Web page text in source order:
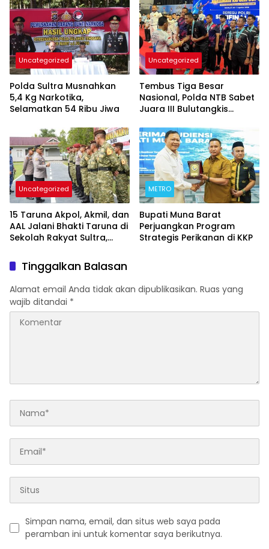
Kepastian Hukum
Uncategorized
Polda Sultra Musnahkan
5,4 Kg Narkotika,
Selamatkan 54 Ribu Jiwa
Uncategorized
Tembus Tiga Besar
Nasional, Polda NTB Sabet
Juara III Bulutangkis
Uncategorized
15 Taruna Akpol, Akmil, dan
AAL Jalani Bhakti Taruna di
Sekolah Rakyat Sultra,
Nasionalisme
METRO
Bupati Muna Barat
Perjuangkan Program
Strategis Perikanan di KKP
Tinggalkan Balasan
Alamat email Anda tidak akan dipublikasikan. Ruas yang
wajib ditandai *
Simpan nama, email, dan situs web saya pada
peramban ini untuk komentar saya berikutnya.